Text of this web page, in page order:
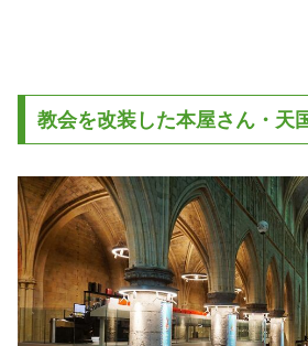
教会を改装した本屋さん・天